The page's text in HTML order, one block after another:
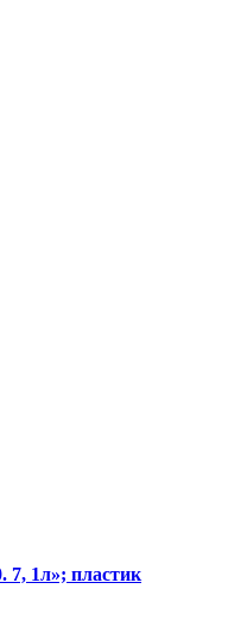
7, 1л»; пластик